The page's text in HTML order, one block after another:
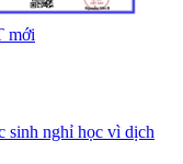
mới
sinh nghỉ học vì dịch